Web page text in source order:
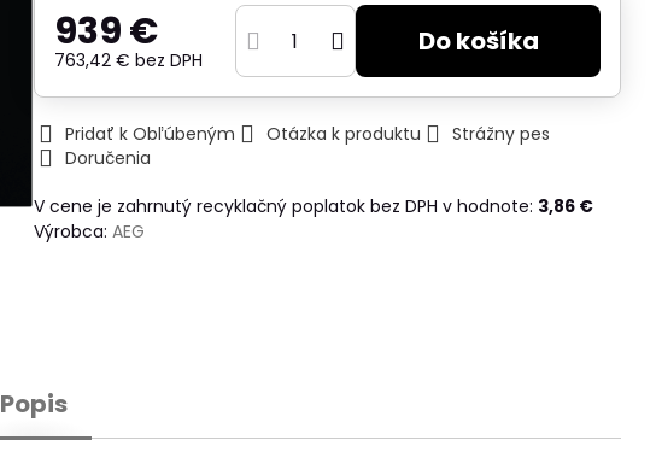
939 €
763,42 €bez DPH
Do košíka
Pridať k Obľúbeným Otázka k produktu
Strážny pes
Doručenia
V cene je zahrnutý recyklačný poplatok bez DPH v hodnote: 3,86 €
Výrobca:AEG
Popis